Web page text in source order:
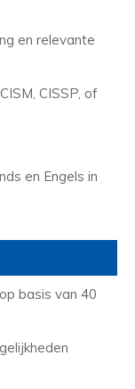
en relevante
CISSP, of
en Engels in
basis van 40